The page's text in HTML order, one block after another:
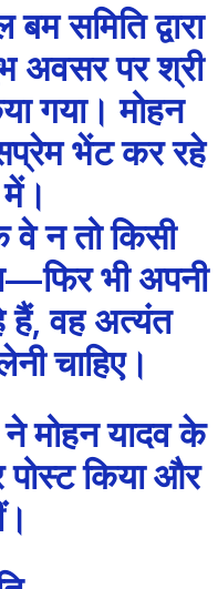
समिति द्वारा
अवसर पर श्री
गया। मोहन
भेंट कर रहे
वे न तो किसी
भी अपनी
हैं, वह अत्यंत
चाहिए।
मोहन यादव के
पोस्ट किया और